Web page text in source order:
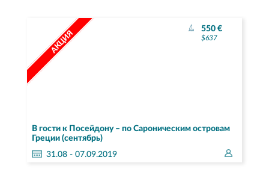
550 €
$637
АКЦИЯ
В гости к Посейдону – по Сароническим островам
Греции (сентябрь)
31.08- 07.09.2019